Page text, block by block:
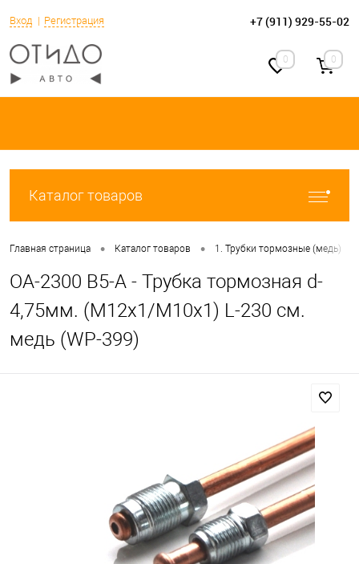
Вход Регистрация +7 (911) 929-55-02
0 0
Каталог товаров
Главная страница • Каталог товаров • 1. Трубки тормозные (медь)
OA-2300 B5-A - Трубка тормозная d-
4,75мм. (М12х1/М10х1) L-230 см.
медь (WP-399)